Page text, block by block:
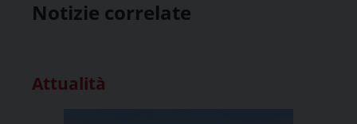
Notizie correlate
Attualità